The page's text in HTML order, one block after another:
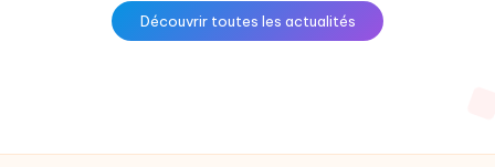
Découvrir toutes les actualités